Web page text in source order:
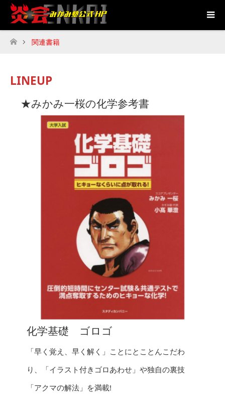
ホーム
関連書籍
LINEUP
★みかみ一桜の化学参考書
化学基礎 ゴロゴ
「早く覚え、早く解く」ことにとことんこだわ
り、「イラスト付きゴロあわせ」や独自の裏技
「アクマの解法」を満載!